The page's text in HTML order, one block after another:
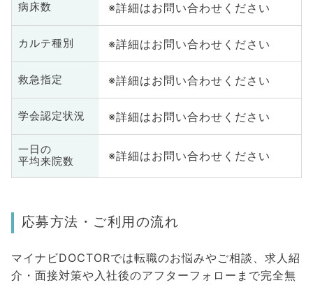
病床数 ※詳細はお問い合わせください
カルテ種別 ※詳細はお問い合わせください
救急指定 ※詳細はお問い合わせください
学会認定状況 ※詳細はお問い合わせください
一日の
平均来院数
※詳細はお問い合わせください
応募方法・ご利用の流れ
マイナビDOCTORでは転職のお悩みやご相談、求人紹
介・面接対策や入社後のアフターフォローまで完全無